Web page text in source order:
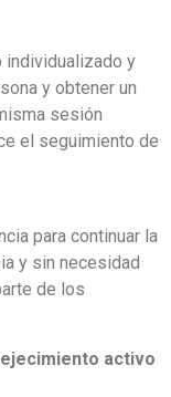
individualizado y
y obtener un
sesión
el seguimiento de
para continuar la
y sin necesidad
de los
activo